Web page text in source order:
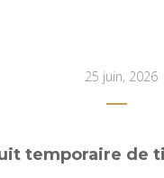
25 juin, 2026
temporaire de